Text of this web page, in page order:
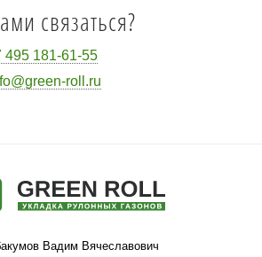
связаться?
495 181-61-55
roll.ru
Вадим Вячеславович